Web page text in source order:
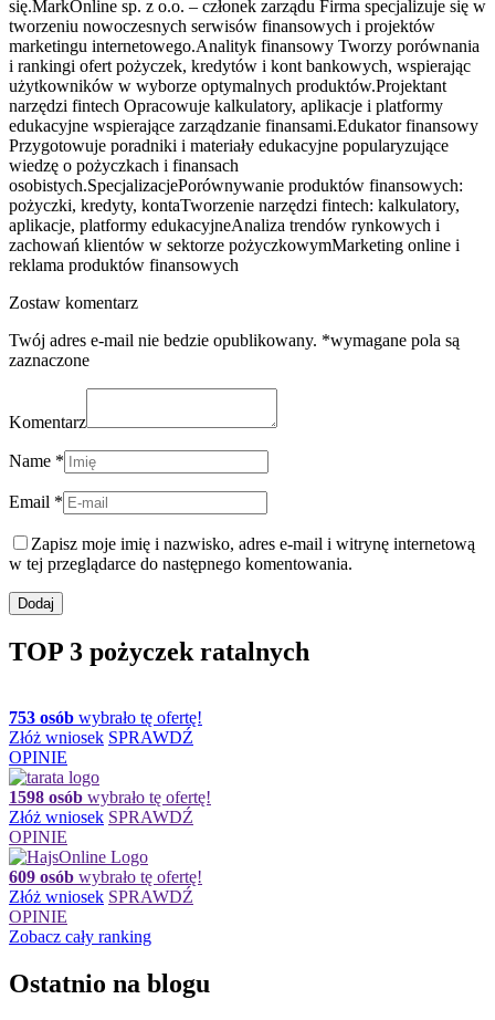
się.MarkOnline sp. z o.o. – członek zarządu Firma specjalizuje się w
tworzeniu nowoczesnych serwisów finansowych i projektów
marketingu internetowego.Analityk finansowy Tworzy porównania
i rankingi ofert pożyczek, kredytów i kont bankowych, wspierając
użytkowników w wyborze optymalnych produktów.Projektant
narzędzi fintech Opracowuje kalkulatory, aplikacje i platformy
edukacyjne wspierające zarządzanie finansami.Edukator finansowy
Przygotowuje poradniki i materiały edukacyjne popularyzujące
wiedzę o pożyczkach i finansach
osobistych.SpecjalizacjePorównywanie produktów finansowych:
pożyczki, kredyty, kontaTworzenie narzędzi fintech: kalkulatory,
aplikacje, platformy edukacyjneAnaliza trendów rynkowych i
zachowań klientów w sektorze pożyczkowymMarketing online i
reklama produktów finansowych
Zostaw komentarz
Twój adres e-mail nie bedzie opublikowany. *wymagane pola są
zaznaczone
Komentarz
Name *
Email *
Zapisz moje imię i nazwisko, adres e-mail i witrynę internetową
w tej przeglądarce do następnego komentowania.
TOP 3 pożyczek ratalnych
753 osób wybrało tę ofertę!
Złóż wniosek SPRAWDŹ
OPINIE
1598 osób wybrało tę ofertę!
Złóż wniosek SPRAWDŹ
OPINIE
609 osób wybrało tę ofertę!
Złóż wniosek SPRAWDŹ
OPINIE
Zobacz cały ranking
Ostatnio na blogu